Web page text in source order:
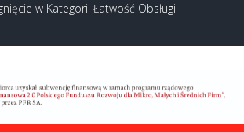
w Kategorii Łatwość Obsługi